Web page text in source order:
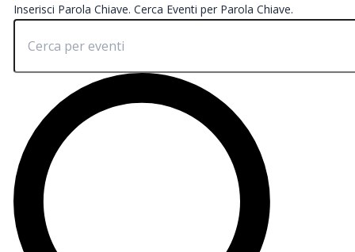
Inserisci Parola Chiave. Cerca Eventi per Parola Chiave.